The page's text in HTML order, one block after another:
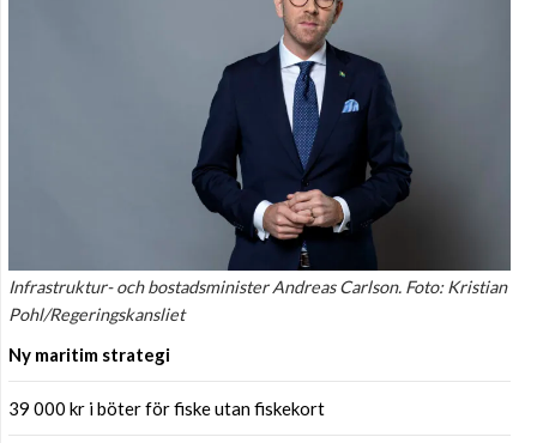
Infrastruktur- och bostadsminister Andreas Carlson. Foto: Kristian
Pohl/Regeringskansliet
Ny maritim strategi
39 000 kr i böter för fiske utan fiskekort